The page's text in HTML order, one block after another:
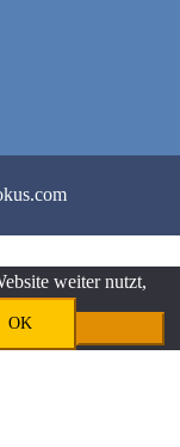
weiter nutzt,
OK